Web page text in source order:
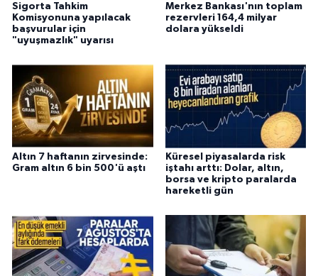
Sigorta Tahkim
Komisyonuna yapılacak
başvurular için
"uyuşmazlık" uyarısı
Merkez Bankası'nın toplam
rezervleri 164,4 milyar
dolara yükseldi
Altın 7 haftanın zirvesinde:
Gram altın 6 bin 500'ü aştı
Küresel piyasalarda risk
iştahı arttı: Dolar, altın,
borsa ve kripto paralarda
hareketli gün